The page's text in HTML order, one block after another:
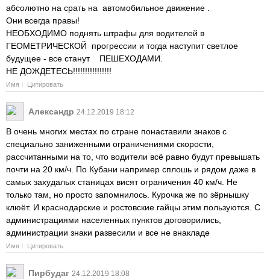
абсолютно на срать на автомобильное движение .
Они всегда правы!
НЕОБХОДИМО поднять штрафы для водителей в
ГЕОМЕТРИЧЕСКОЙ прогрессии и тогда наступит светлое
будущее - все станут ПЕШЕХОДАМИ.
НЕ ДОЖДЕТЕСЬ!!!!!!!!!!!!!!!!
Имя Цитировать
Александр 24.12.2019 18:12
В очень многих местах по стране понаставили знаков с
специально заниженными ограничениями скорости,
рассчитанными на то, что водители всё равно будут превышать
почти на 20 км/ч. По Кубани например сплошь и рядом даже в
самых захудалых станицах висят ограничения 40 км/ч. Не
только там, но просто запомнилось. Курочка же по зёрнышку
клюёт. И краснодарские и ростовские гайцы этим пользуются. С
администрациями населенных пунктов договорились,
администрации знаки развесили и все не внакладе
Имя Цитировать
Пирбудаг 24.12.2019 18:08